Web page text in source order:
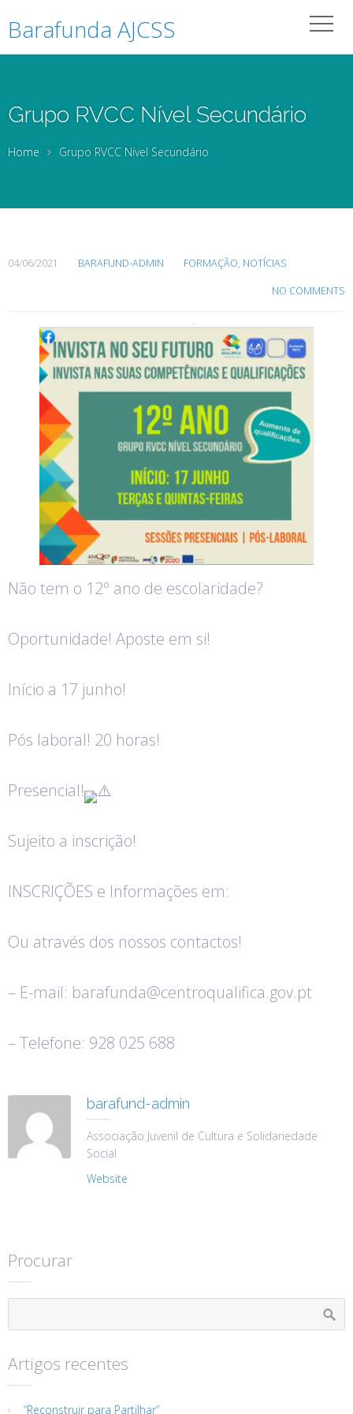
Barafunda AJCSS
Grupo RVCC Nível Secundário
Home Grupo RVCC Nível Secundário
04/06/2021 BARAFUND-ADMIN FORMAÇÃO, NOTÍCIAS
NO COMMENTS
Não tem o 12º ano de escolaridade?
Oportunidade! Aposte em si!
Início a 17 junho!
Pós laboral! 20 horas!
Presencial!
Sujeito a inscrição!
INSCRIÇÕES e Informações em:
Ou através dos nossos contactos!
– E-mail: barafunda@centroqualifica.gov.pt
– Telefone: 928 025 688
barafund-admin
Associação Juvenil de Cultura e Solidariedade
Social
Website
Procurar
Artigos recentes
“Reconstruir para Partilhar”